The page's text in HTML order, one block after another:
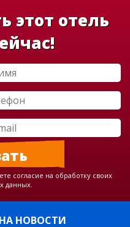
этот отель
согласие на обработку своих
данных.
НОВОСТИ